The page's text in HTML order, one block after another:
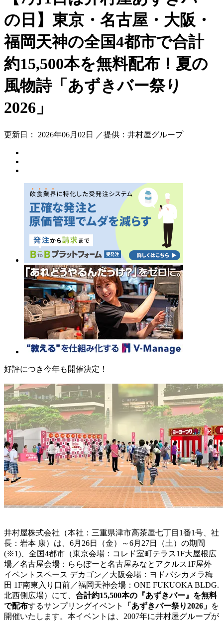
の日】東京・名古屋・大阪・
福岡天神の全国4都市で合計
約15,500本を無料配布！夏の
風物詩「あずきバー祭り
2026」
更新日： 2026年06月02日 ／提供：井村屋グループ
好評につき今年も開催決定！
井村屋株式会社（本社：三重県津市高茶屋七丁目1番1号、社
長：岩本 康）は、6月26日（金）～6月27日（土）の期間
(※1)、全国4都市（東京会場：コレド室町テラス1F大屋根広
場／名古屋会場：ららぽーと名古屋みなとアクルス1F屋外
イベントスペース デカゴン／大阪会場：ヨドバシカメラ梅
田 1F南東入り口前／福岡天神会場：ONE FUKUOKA BLDG.
北西側広場）にて、 合計約15,500本の『あずきバー』を無料
で配布するサンプリングイベント 「あずきバー祭り2026」 を
開催いたします。本イベントは、2007年に井村屋グループが